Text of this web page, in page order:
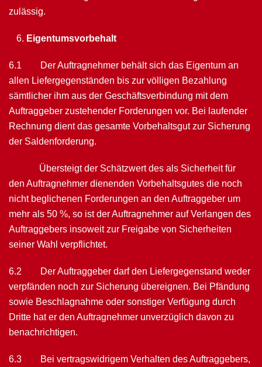
zulässig.
Eigentumsvorbehalt
6.1 Der Auftragnehmer behält sich das Eigentum an
allen Liefergegenständen bis zur völligen Bezahlung
sämtlicher ihm aus der Geschäftsverbindung mit dem
Auftrag­geber zustehender Forderungen vor. Bei laufender
Rechnung dient das gesamte Vorbehaltsgut zur Sicherung
der Saldenforderung.
Übersteigt der Schätzwert des als Sicherheit für
den Auftragnehmer dienenden Vor­behaltsgutes die noch
nicht beglichenen Forderungen an den Auftraggeber um
mehr als 50 %, so ist der Auftragnehmer auf Verlangen des
Auftraggebers insoweit zur Freigabe von Sicherheiten
seiner Wahl verpflichtet.
6.2 Der Auftraggeber darf den Liefergegenstand weder
verpfänden noch zur Siche­rung übereignen. Bei Pfändung
sowie Beschlagnahme oder sonstiger Verfügung durch
Dritte hat er den Auftragnehmer unverzüglich davon zu
benachrichtigen.
6.3 Bei vertragswidrigem Verhalten des Auftraggebers,